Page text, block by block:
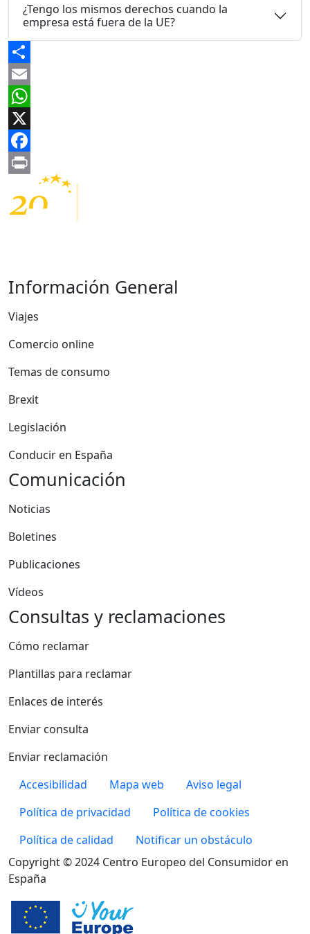
¿Tengo los mismos derechos cuando la
empresa está fuera de la UE?
Share
Email
WhatsApp
X
Facebook
Información General
Viajes
Comercio online
Temas de consumo
Brexit
Legislación
Conducir en España
Comunicación
Noticias
Boletines
Publicaciones
Vídeos
Consultas y reclamaciones
Cómo reclamar
Plantillas para reclamar
Enlaces de interés
Enviar consulta
Enviar reclamación
Pie de página
Accesibilidad Mapa web
Aviso legal
Política de privacidad
Política de cookies
Política de calidad
Notificar un obstáculo
Copyright © 2024 Centro Europeo del Consumidor en
España